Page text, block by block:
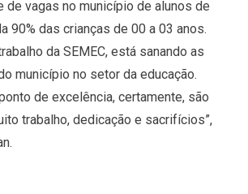
de vagas no município de alunos de
90% das crianças de 00 a 03 anos.
da SEMEC, está sanando as
município no setor da educação.
de excelência, certamente, são
trabalho, dedicação e sacrifícios”,